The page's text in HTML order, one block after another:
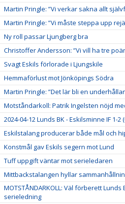
Martin Pringle: ”Vi verkar sakna allt
Martin Pringle: ”Vi måste steppa upp
Ny roll passar Ljungberg bra
Christoffer Andersson: ”Vi vill ha tre
Svagt Eskils förlorade i Ljungskile
Hemmaförlust mot Jönköpings Södra
Martin Pringle: ”Det lär bli en
Motståndarkoll: Patrik Ingelsten nöjd
2024-04-12 Lunds BK - Eskilsminne IF 1-2
Eskilstalang producerar både mål och
Konstmål gav Eskils segern mot Lund
Tuff uppgift väntar mot serieledaren
Mittbackstalangen hyllar
MOTSTÅNDARKOLL: Väl förberett Lunds
serieledning